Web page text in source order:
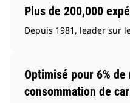
Plus de 200,000
Depuis 1981, leader sur
Optimisé pour 6%
consommation de